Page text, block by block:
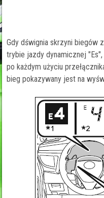
Gdy dśwignia skrzyni biegów
trybie jazdy dynamicznej
po każdym użyciu
bieg pokazywany jest na